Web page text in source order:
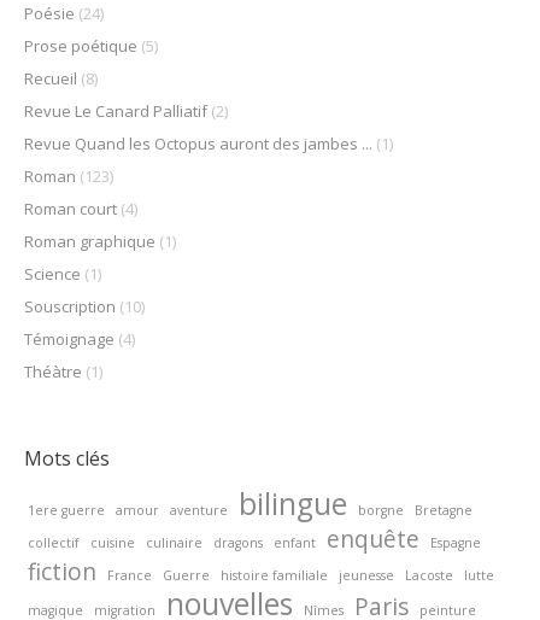
Poésie (24)
Prose poétique (5)
Recueil (8)
Revue Le Canard Palliatif (2)
Revue Quand les Octopus auront des jambes ... (1)
Roman (123)
Roman court (4)
Roman graphique (1)
Science (1)
Souscription (10)
Témoignage (4)
Théàtre (1)
Mots clés
1ere guerre amour aventure bilingue borgne
Bretagne
collectif
cuisine culinaire dragons enfant enquête Espagne
fiction France Guerre histoire familiale jeunesse Lacoste lutte
magique migration nouvelles Nîmes Paris peinture